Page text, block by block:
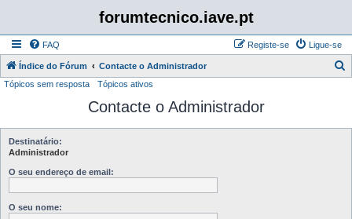
forumtecnico.iave.pt
FAQ Ligue-se
Registe-se
Índice do Fórum Contacte o Administrador
Tópicos sem resposta Tópicos ativos
Contacte o Administrador
Destinatário:
Administrador
O seu endereço de email:
O seu nome: